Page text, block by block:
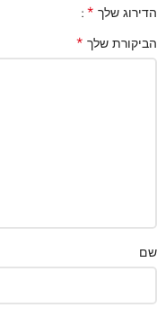
הדירוג שלך *
הביקורת שלך *
שם